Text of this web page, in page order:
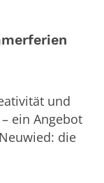
und
ein Angebot
die